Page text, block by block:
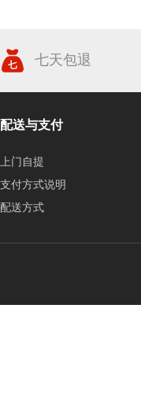
七天包退
配送与支付
上门自提
支付方式说明
配送方式